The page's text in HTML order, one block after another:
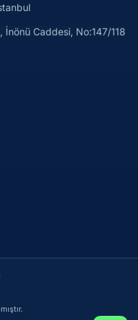
İnönü Caddesi, No:147/118